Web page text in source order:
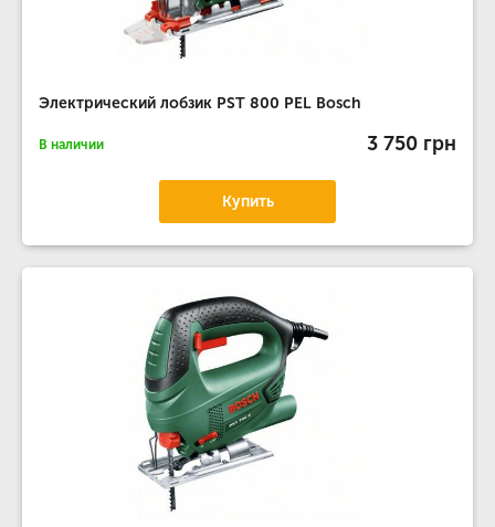
Электрический лобзик PST 800 PEL Bosch
В наличии 3 750 грн
Купить